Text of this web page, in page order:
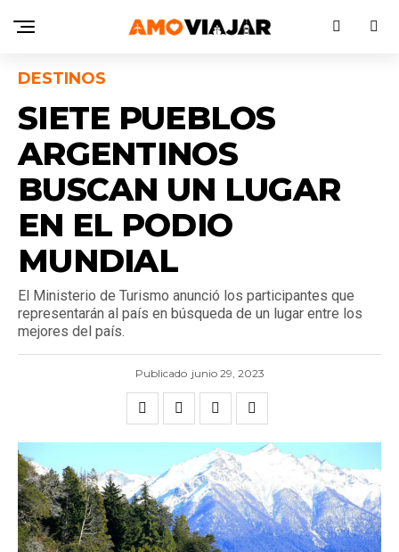
DESTINOS
SIETE PUEBLOS
ARGENTINOS
BUSCAN UN LUGAR
EN EL PODIO
MUNDIAL
El Ministerio de Turismo anunció los participantes que
representarán al país en búsqueda de un lugar entre los
mejores del país.
Publicado junio 29, 2023